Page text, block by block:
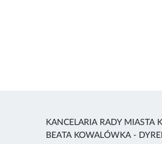
KANCELARIA RADY MIASTA
BEATA KOWALÓWKA -